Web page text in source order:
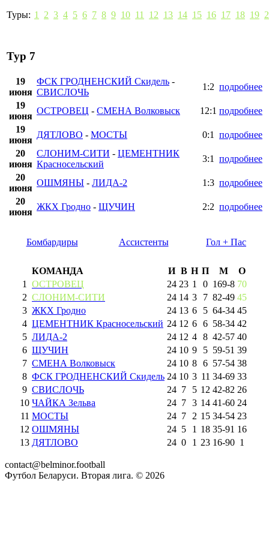
Туры: 1 2 3 4 5 6 7 8 9 10 11 12 13 14 15 16 17 18 19
Тур 7
19
июня
ФСК ГРОДНЕНСКИЙ Скидель -
СВИСЛОЧЬ
1:2 подробнее
19
июня
ОСТРОВЕЦ - СМЕНА Волковыск 12:1 подробнее
19
июня
ДЯТЛОВО - МОСТЫ 0:1
подробнее
20
июня
СЛОНИМ-СИТИ - ЦЕМЕНТНИК
Красносельский
3:1
подробнее
20
июня
ОШМЯНЫ - ЛИДА-2 1:3 подробнее
20
июня
ЖКХ Гродно - ЩУЧИН 2:2 подробнее
Бомбардиры Ассистенты Гол + Пас
КОМАНДА И В Н П М
О
1
ОСТРОВЕЦ 24 23 1 0 169-8 70
2 СЛОНИМ-СИТИ 24 14 3 7 82-49 45
3 ЖКХ Гродно 24 13 6 5 64-34 45
4 ЦЕМЕНТНИК Красносельский 24 12 6 6 58-34 42
5 ЛИДА-2 24 12 4 8 42-57 40
6 ЩУЧИН 24 10 9 5 59-51 39
7 СМЕНА Волковыск 24 10 8 6 57-54 38
8 ФСК ГРОДНЕНСКИЙ Скидель 24 10 3 11 34-69 33
9 СВИСЛОЧЬ 24 7 5 12 42-82 26
10 ЧАЙКА Зельва 24 7 3 14 41-60 24
11 МОСТЫ 24 7 2 15 34-54 23
12 ОШМЯНЫ 24 5 1 18 35-91 16
13 ДЯТЛОВО 24 0 1 23 16-90 1
contact@belminor.football
Футбол Беларуси. Вторая лига. © 2026